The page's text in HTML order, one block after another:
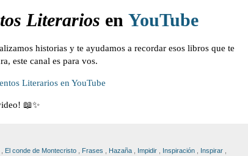
Literarios en YouTube
historias y te ayudamos a recordar esos libros que te
este canal es para vos.
Literarios en YouTube
📖✨
El conde de Montecristo Frases Hazaña Impidir Inspiración Inspirar